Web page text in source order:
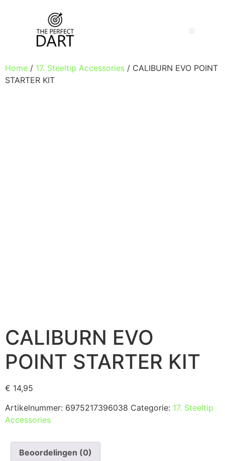
Home / 17. Steeltip Accessories / CALIBURN EVO POINT
STARTER KIT
CALIBURN EVO
POINT STARTER KIT
€ 14,95
Artikelnummer: 6975217396038 Categorie: 17. Steeltip
Accessories
Beoordelingen (0)